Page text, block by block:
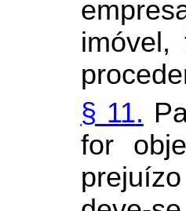
§ 11.
for